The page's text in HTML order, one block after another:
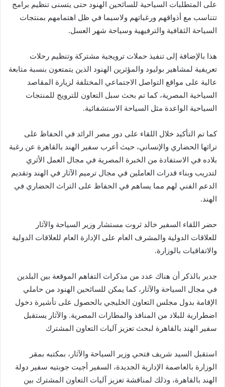
على المتطلبات السياحية للسائحين الهنود حتى يتسنى تنظيم برامج
تتناسب مع أذواقهم ورغباتهم ولاسيما في ظل اهتمامهم بمنتجات
السياحة الثقافية والترفيهية وسياحة شهر العسل.
هذا بالإضافة إلى تنفيذ حملات ترويجية مشتركة وتنظيم رحلات
تعريفية لمشاهير بوليود والمؤثرين الهنود الذين يتمتعون بنسبة متابعة
عالية على مواقع التواصل الاجتماعي المختلفة لزيارة المقاصد
السياحية المصرية، كما تم بحث سبل التعاون للترويج للمنتجات
السياحية الواعدة مثل السياحة الاستشفائية.
كما تم التأكيد خلال اللقاء على دور مصر الرائد في الحفاظ على
تراثها الحضاري والإنساني، حيث أعرب سفير الهند بالقاهرة عن رغبة
بلاده في الاستفادة من الخبرة المصرية في مجال العمل الأثري
لتدريب وبناء قدرات العاملين في مجال ترميم الآثار في الهند وتقديم
الدعم الفني لهم مما يساهم في الحفاظ على التراث الحضاري في
الهند.
حضر اللقاء السفير خالد ثروت مستشار وزير السياحة والآثار
للعلاقات الدولية والمشرف العام على الإدارة العام للعلاقات الدولية
والاتفاقيات بالوزارة.
جدير بالذكر أن هناك عدد من مذكرات التفاهم الموقعة بين البلدين
في مجال السياحة والآثار، كما يمكن للسائحين الهنود من حاملي
الإقامة بدول مجلس التعاون الخليجي بالحصول على تأشيرة دخول
اضطرارية للبلاد من المنافذ والمطارات المصرية. والآثار يستقبل
سفير الهند بالقاهرة لبحث تعزيز آليات التعاون المشترك
استقبل السيد شريف فتحي وزير السياحة والآثار، بمكتبه بمقر
الوزارة بالعاصمة الإدارية الجديدة، السفير أجيت جوبتيه سفير دولة
الهند بالقاهرة، وذلك لمناقشة تعزيز آليات التعاون المشترك بين